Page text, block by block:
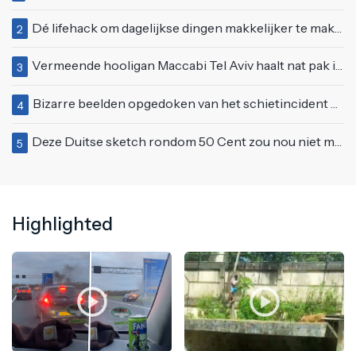
2 Dé lifehack om dagelijkse dingen makkelijker te maken
3 Vermeende hooligan Maccabi Tel Aviv haalt nat pak in Amsterdamse gracht
4 Bizarre beelden opgedoken van het schietincident Vinkhuizen Bar in Groningen
5 Deze Duitse sketch rondom 50 Cent zou nou niet meer op tv kunnen
Highlighted